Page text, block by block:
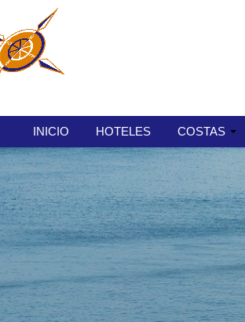
INICIO HOTELES COSTAS